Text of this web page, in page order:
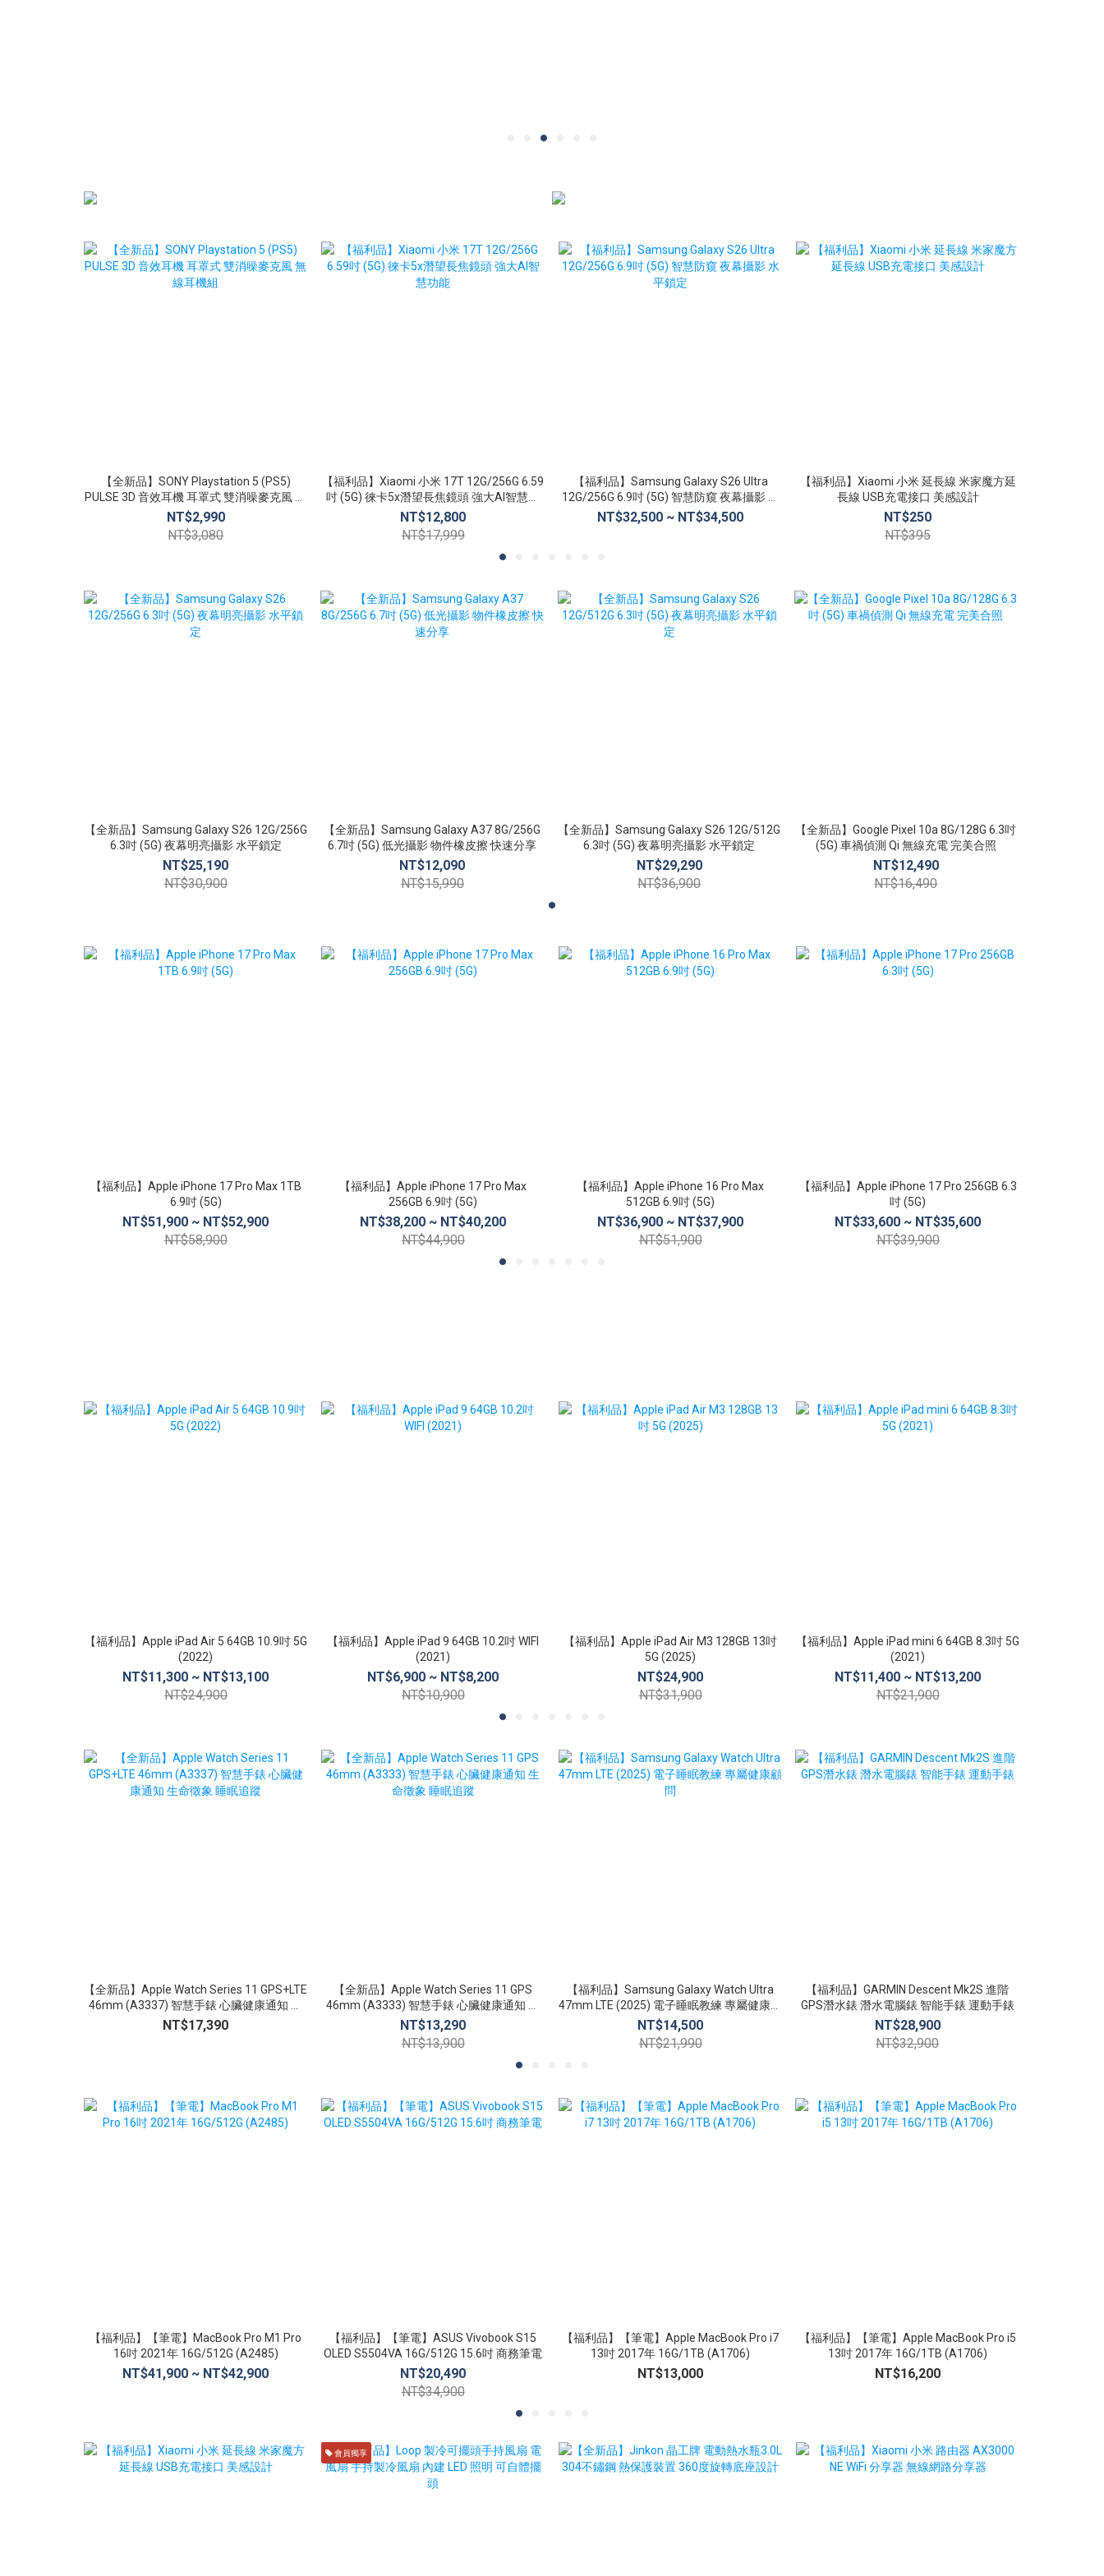
【全新品】SONY Playstation 5 (PS5)
PULSE 3D 音效耳機 耳罩式 雙消噪麥克風 無
線耳機組
NT$2,990
NT$3,080
【福利品】Xiaomi 小米 17T 12G/256G 6.59
吋 (5G) 徠卡5x潛望長焦鏡頭 強大AI智慧功
能
NT$12,800
NT$17,999
【福利品】Samsung Galaxy S26 Ultra
12G/256G 6.9吋 (5G) 智慧防窺 夜幕攝影 水
平鎖定
NT$32,500 ~ NT$34,500
【福利品】Xiaomi 小米 延長線 米家魔方延
長線 USB充電接口 美感設計
NT$250
NT$395
【全新品】Samsung Galaxy S26 12G/256G
6.3吋 (5G) 夜幕明亮攝影 水平鎖定
NT$25,190
NT$30,900
【全新品】Samsung Galaxy A37 8G/256G
6.7吋 (5G) 低光攝影 物件橡皮擦 快速分享
NT$12,090
NT$15,990
【全新品】Samsung Galaxy S26 12G/512G
6.3吋 (5G) 夜幕明亮攝影 水平鎖定
NT$29,290
NT$36,900
【全新品】Google Pixel 10a 8G/128G 6.3吋
(5G) 車禍偵測 Qi 無線充電 完美合照
NT$12,490
NT$16,490
【福利品】Apple iPhone 17 Pro Max 1TB
6.9吋 (5G)
NT$51,900 ~ NT$52,900
NT$58,900
【福利品】Apple iPhone 17 Pro Max
256GB 6.9吋 (5G)
NT$38,200 ~ NT$40,200
NT$44,900
【福利品】Apple iPhone 16 Pro Max
512GB 6.9吋 (5G)
NT$36,900 ~ NT$37,900
NT$51,900
【福利品】Apple iPhone 17 Pro 256GB 6.3
吋 (5G)
NT$33,600 ~ NT$35,600
NT$39,900
【福利品】Apple iPad Air 5 64GB 10.9吋 5G
(2022)
NT$11,300 ~ NT$13,100
NT$24,900
【福利品】Apple iPad 9 64GB 10.2吋 WIFI
(2021)
NT$6,900 ~ NT$8,200
NT$10,900
【福利品】Apple iPad Air M3 128GB 13吋
5G (2025)
NT$24,900
NT$31,900
【福利品】Apple iPad mini 6 64GB 8.3吋 5G
(2021)
NT$11,400 ~ NT$13,200
NT$21,900
【全新品】Apple Watch Series 11 GPS+LTE
46mm (A3337) 智慧手錶 心臟健康通知 生
命徵象 睡眠追蹤
NT$17,390
【全新品】Apple Watch Series 11 GPS
46mm (A3333) 智慧手錶 心臟健康通知 生
命徵象 睡眠追蹤
NT$13,290
NT$13,900
【福利品】Samsung Galaxy Watch Ultra
47mm LTE (2025) 電子睡眠教練 專屬健康顧
問
NT$14,500
NT$21,990
【福利品】GARMIN Descent Mk2S 進階
GPS潛水錶 潛水電腦錶 智能手錶 運動手錶
NT$28,900
NT$32,900
【福利品】【筆電】MacBook Pro M1 Pro
16吋 2021年 16G/512G (A2485)
NT$41,900 ~ NT$42,900
【福利品】【筆電】ASUS Vivobook S15
OLED S5504VA 16G/512G 15.6吋 商務筆電
NT$20,490
NT$34,900
【福利品】【筆電】Apple MacBook Pro i7
13吋 2017年 16G/1TB (A1706)
NT$13,000
【福利品】【筆電】Apple MacBook Pro i5
13吋 2017年 16G/1TB (A1706)
NT$16,200
會員獨享